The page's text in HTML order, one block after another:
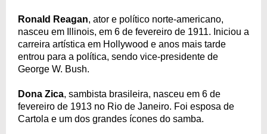
Ronald Reagan, ator e político norte-americano,
nasceu em Illinois, em 6 de fevereiro de 1911. Iniciou a
carreira artística em Hollywood e anos mais tarde
entrou para a política, sendo vice-presidente de
George W. Bush.
Dona Zica, sambista brasileira, nasceu em 6 de
fevereiro de 1913 no Rio de Janeiro. Foi esposa de
Cartola e um dos grandes ícones do samba.